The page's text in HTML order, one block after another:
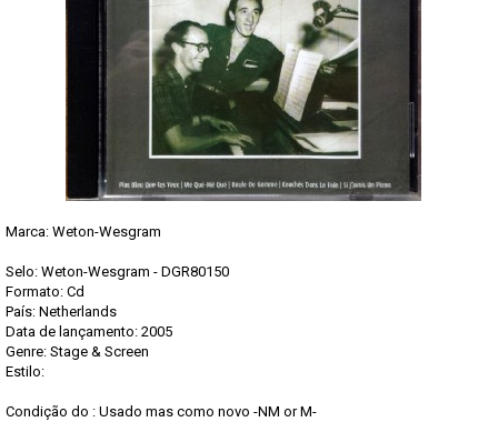
Marca: Weton-Wesgram
Selo: Weton-Wesgram - DGR80150
Formato: Cd
País: Netherlands
Data de lançamento: 2005
Genre: Stage & Screen
Estilo:
Condição do : Usado mas como novo -NM or M-